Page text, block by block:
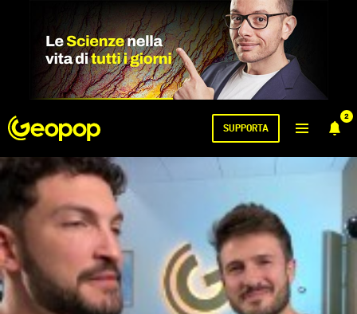
2
SUPPORTA